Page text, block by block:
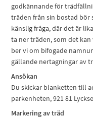
godkännande för
träden från sin bostad bör
känslig fråga, där det är
ta ner träden, som det
ber vi om bifogade
gällande nertagningar av
Ansökan
Du skickar blanketten till
parkenheten, 921 81
Markering av träd